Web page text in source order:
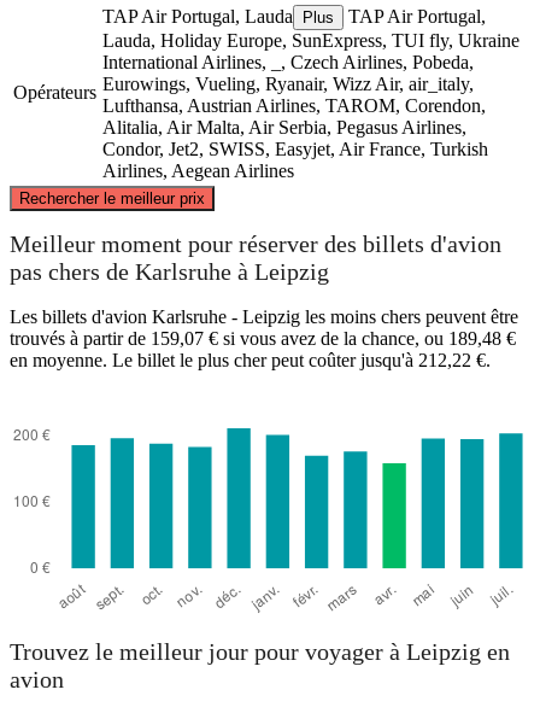
Opérateurs
TAP Air Portugal, Lauda Plus
TAP Air Portugal,
Lauda, Holiday Europe, SunExpress, TUI fly, Ukraine
International Airlines, _, Czech Airlines, Pobeda,
Eurowings, Vueling, Ryanair, Wizz Air, air_italy,
Lufthansa, Austrian Airlines, TAROM, Corendon,
Alitalia, Air Malta, Air Serbia, Pegasus Airlines,
Condor, Jet2, SWISS, Easyjet, Air France, Turkish
Airlines, Aegean Airlines
Rechercher le meilleur prix
©CARTO
Meilleur moment pour réserver des billets d'avion
pas chers de Karlsruhe à Leipzig
Les billets d'avion Karlsruhe - Leipzig les moins chers peuvent être
trouvés à partir de 159,07 € si vous avez de la chance, ou 189,48 €
en moyenne. Le billet le plus cher peut coûter jusqu'à 212,22 €.
Trouvez le meilleur jour pour voyager à Leipzig en
avion